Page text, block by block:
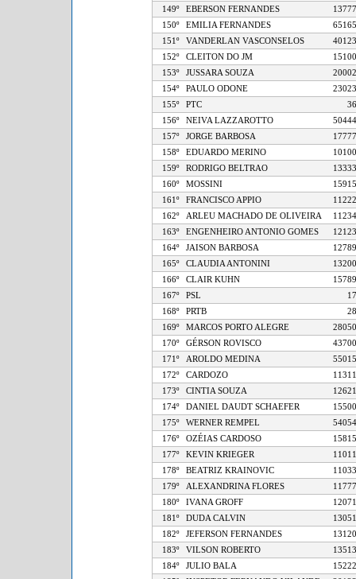
149º
EBERSON FERNANDES
150º
EMILIA FERNANDES
151º
VANDERLAN VASCONSELOS
152º
CLEITON DO JM
153º
JUSSARA SOUZA
154º
PAULO ODONE
155º
PTC
156º
NEIVA LAZZAROTTO
157º
JORGE BARBOSA
158º
EDUARDO MERINO
159º
RODRIGO BELTRAO
160º
MOSSINI
161º
FRANCISCO APPIO
162º
ARLEU MACHADO DE OLIVEIRA
163º
ENGENHEIRO ANTONIO GOMES
164º
JAISON BARBOSA
165º
CLAUDIA ANTONINI
166º
CLAIR KUHN
167º
PSL
168º
PRTB
169º
MARCOS PORTO ALEGRE
170º
GÉRSON ROVISCO
171º
AROLDO MEDINA
172º
CARDOZO
173º
CINTIA SOUZA
174º
DANIEL DAUDT SCHAEFER
175º
WERNER REMPEL
176º
OZÉIAS CARDOSO
177º
KEVIN KRIEGER
178º
BEATRIZ KRAINOVIC
179º
ALEXANDRINA FLORES
180º
IVANA GROFF
181º
DUDA CALVIN
182º
JEFERSON FERNANDES
183º
VILSON ROBERTO
184º
JULIO BALA